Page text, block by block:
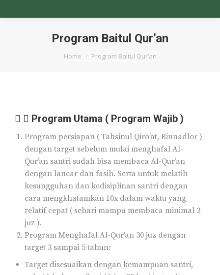
Program Baitul Qur’an
You are here:
Home Program Baitul Qur’an
Program Utama ( Program Wajib )
Program persiapan ( Tahsinul Qiro’at, Binnadlor )
dengan target sebelum mulai menghafal Al-
Qur’an santri sudah bisa membaca Al-Qur’an
dengan lancar dan fasih. Serta untuk melatih
kesungguhan dan kedisiplinan santri dengan
cara mengkhatamkan 10x dalam waktu yang
relatif cepat ( sehari mampu membaca minimal 3
juz ).
Program Menghafal Al-Qur’an 30 juz dengan
target 3 sampai 5 tahun:
Target disesuaikan dengan kemampuan santri,